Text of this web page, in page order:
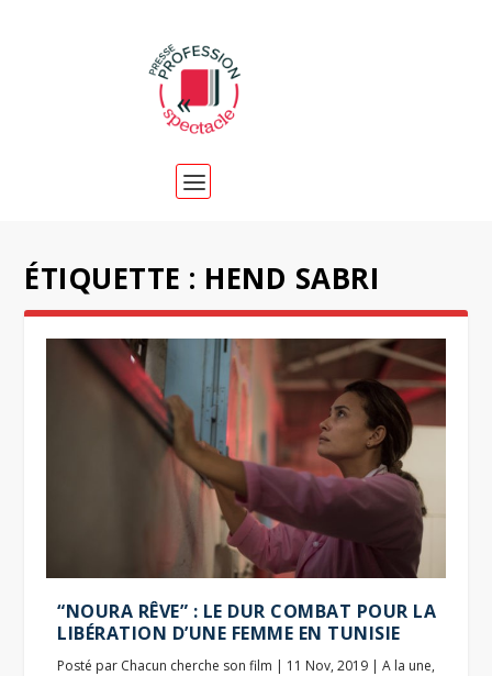
ÉTIQUETTE : HEND SABRI
“NOURA RÊVE” : LE DUR COMBAT POUR LA
LIBÉRATION D’UNE FEMME EN TUNISIE
Posté par Chacun cherche son film | 11 Nov, 2019 |A la une,